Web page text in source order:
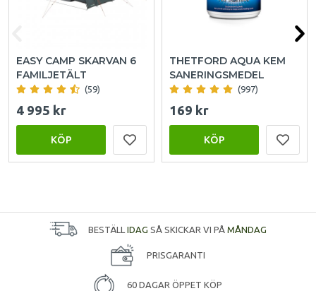
EASY CAMP SKARVAN 6
FAMILJETÄLT
(59)
4 995 kr
KÖP
THETFORD AQUA KEM
SANERINGSMEDEL
(997)
169 kr
KÖP
BESTÄLL IDAG SÅ SKICKAR VI PÅ MÅNDAG
PRISGARANTI
60 DAGAR ÖPPET KÖP